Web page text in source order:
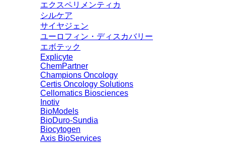
エクスペリメンティカ
シルケア
サイヤジェン
ユーロフィン・ディスカバリー
エボテック
Explicyte
ChemPartner
Champions Oncology
Certis Oncology Solutions
Cellomatics Biosciences
Inotiv
BioModels
BioDuro-Sundia
Biocytogen
Axis BioServices